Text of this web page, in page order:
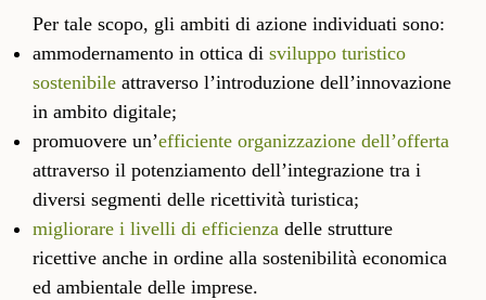
Per tale scopo, gli ambiti di azione individuati sono:
ammodernamento in ottica di sviluppo turistico
sostenibile attraverso l’introduzione dell’innovazione
in ambito digitale;
promuovere un’efficiente organizzazione dell’offerta
attraverso il potenziamento dell’integrazione tra i
diversi segmenti delle ricettività turistica;
migliorare i livelli di efficienza delle strutture
ricettive anche in ordine alla sostenibilità economica
ed ambientale delle imprese.